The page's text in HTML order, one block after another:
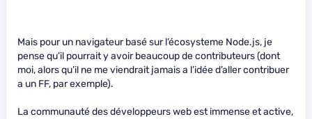
Mais pour un navigateur basé sur l’écosysteme Node.js, je
pense qu’il pourrait y avoir beaucoup de contributeurs (dont
moi, alors qu’il ne me viendrait jamais a l’idée d’aller contribuer
a un FF, par exemple).
La communauté des développeurs web est immense et active,